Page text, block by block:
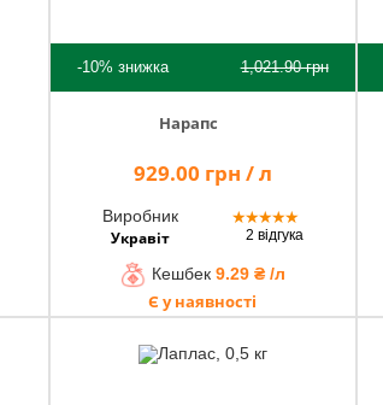
-10% знижка 1,021.90грн
Нарапс
929.00 грн / л
Виробник
Укравіт
★★★★★
2 відгука
Кешбек 9.29 ₴ /л
Є у наявності